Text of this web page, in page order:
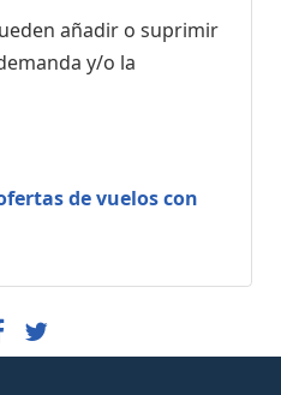
añadir o suprimir
y/o la
de vuelos con